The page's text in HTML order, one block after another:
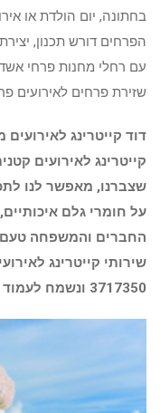
בחתונה, יום הולדת או
הפרחים דורש תכנון,
עם רחלי מחנות פרחי
שזירת פרחים לאירועים
דוד קייטרינג
קייטרינג לאירועים
שצברנו, מאפשר לנו
על חומרי גלם
החברים והמשפחה טעם
3717350 ונשמח לעמוד לרשותך.